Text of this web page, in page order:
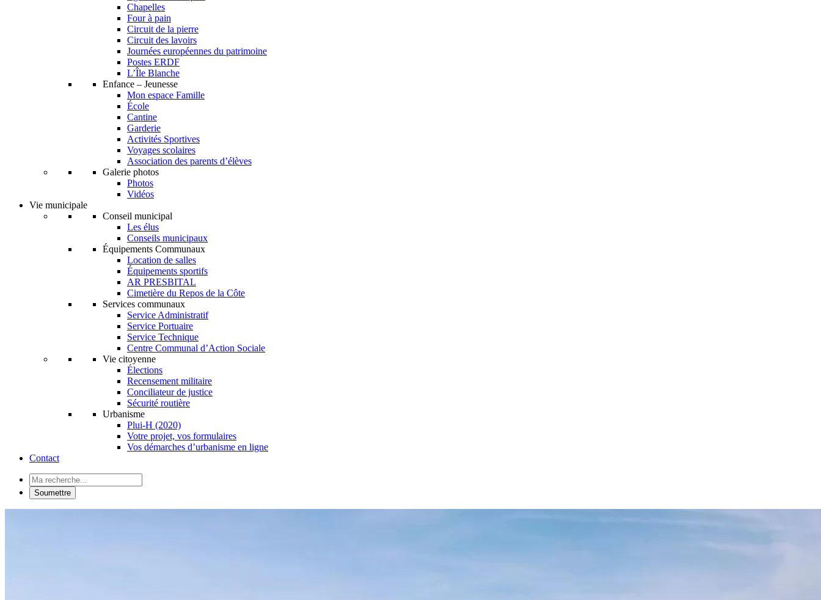
Chapelles
Four à pain
Circuit de la pierre
Circuit des lavoirs
Journées européennes du patrimoine
Postes ERDF
L’Île Blanche
Enfance – Jeunesse
Mon espace Famille
École
Cantine
Garderie
Activités Sportives
Voyages scolaires
Association des parents d’élèves
Galerie photos
Photos
Vidéos
Vie municipale
Conseil municipal
Les élus
Conseils municipaux
Équipements Communaux
Location de salles
Équipements sportifs
AR PRESBITAL
Cimetière du Repos de la Côte
Services communaux
Service Administratif
Service Portuaire
Service Technique
Centre Communal d’Action Sociale
Vie citoyenne
Élections
Recensement militaire
Conciliateur de justice
Sécurité routière
Urbanisme
Plui-H (2020)
Votre projet, vos formulaires
Vos démarches d’urbanisme en ligne
Contact